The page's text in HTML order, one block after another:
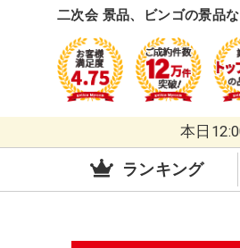
二次会 景品、ビンゴの景品
本日
ランキング